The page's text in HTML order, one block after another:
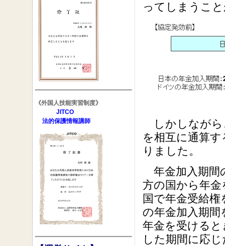
ってしまうこ
しかしながら
を相互に通算
りました。
年金加入期間
方の国から年
国で年金受給
の年金加入期
年金を受ける
した期間に応
《外国人技能実習制度》
JITCO
法的保護情報講師